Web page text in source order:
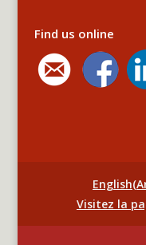
Find us online
English(
Visitez la